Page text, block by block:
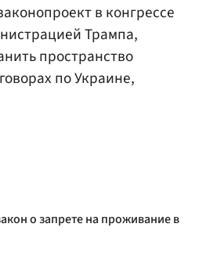
в конгрессе
Трампа,
пространство
по Украине,
о запрете на проживание в